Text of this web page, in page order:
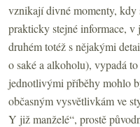
vznikají divné momenty, kdy
prakticky stejné informace, v
druhém totéž s nějakými
o saké a alkoholu), vypadá
jednotlivými příběhy mohlo
občasným vysvětlivkám ve
Y již manželé“, prostě